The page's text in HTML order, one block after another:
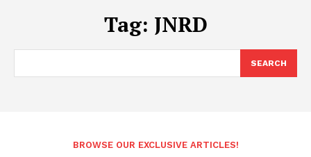
Tag: JNRD
SEARCH
BROWSE OUR EXCLUSIVE ARTICLES!